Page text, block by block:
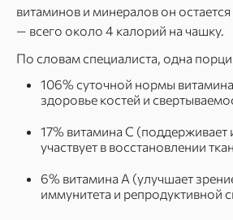
витаминов и минералов он
— всего около 4 калорий на чашку.
По словам специалиста, одна
106% суточной нормы
здоровье костей и
17% витамина C (поддерживает
участвует в восстановлении
6% витамина A (улучшает
иммунитета и репродуктивной